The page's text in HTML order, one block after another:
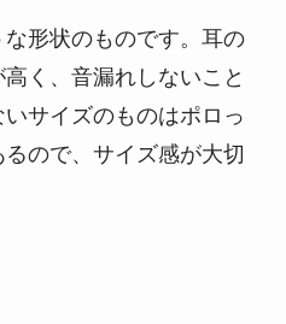
形状のものです。耳の
く、音漏れしないこと
サイズのものはポロっ
ので、サイズ感が大切